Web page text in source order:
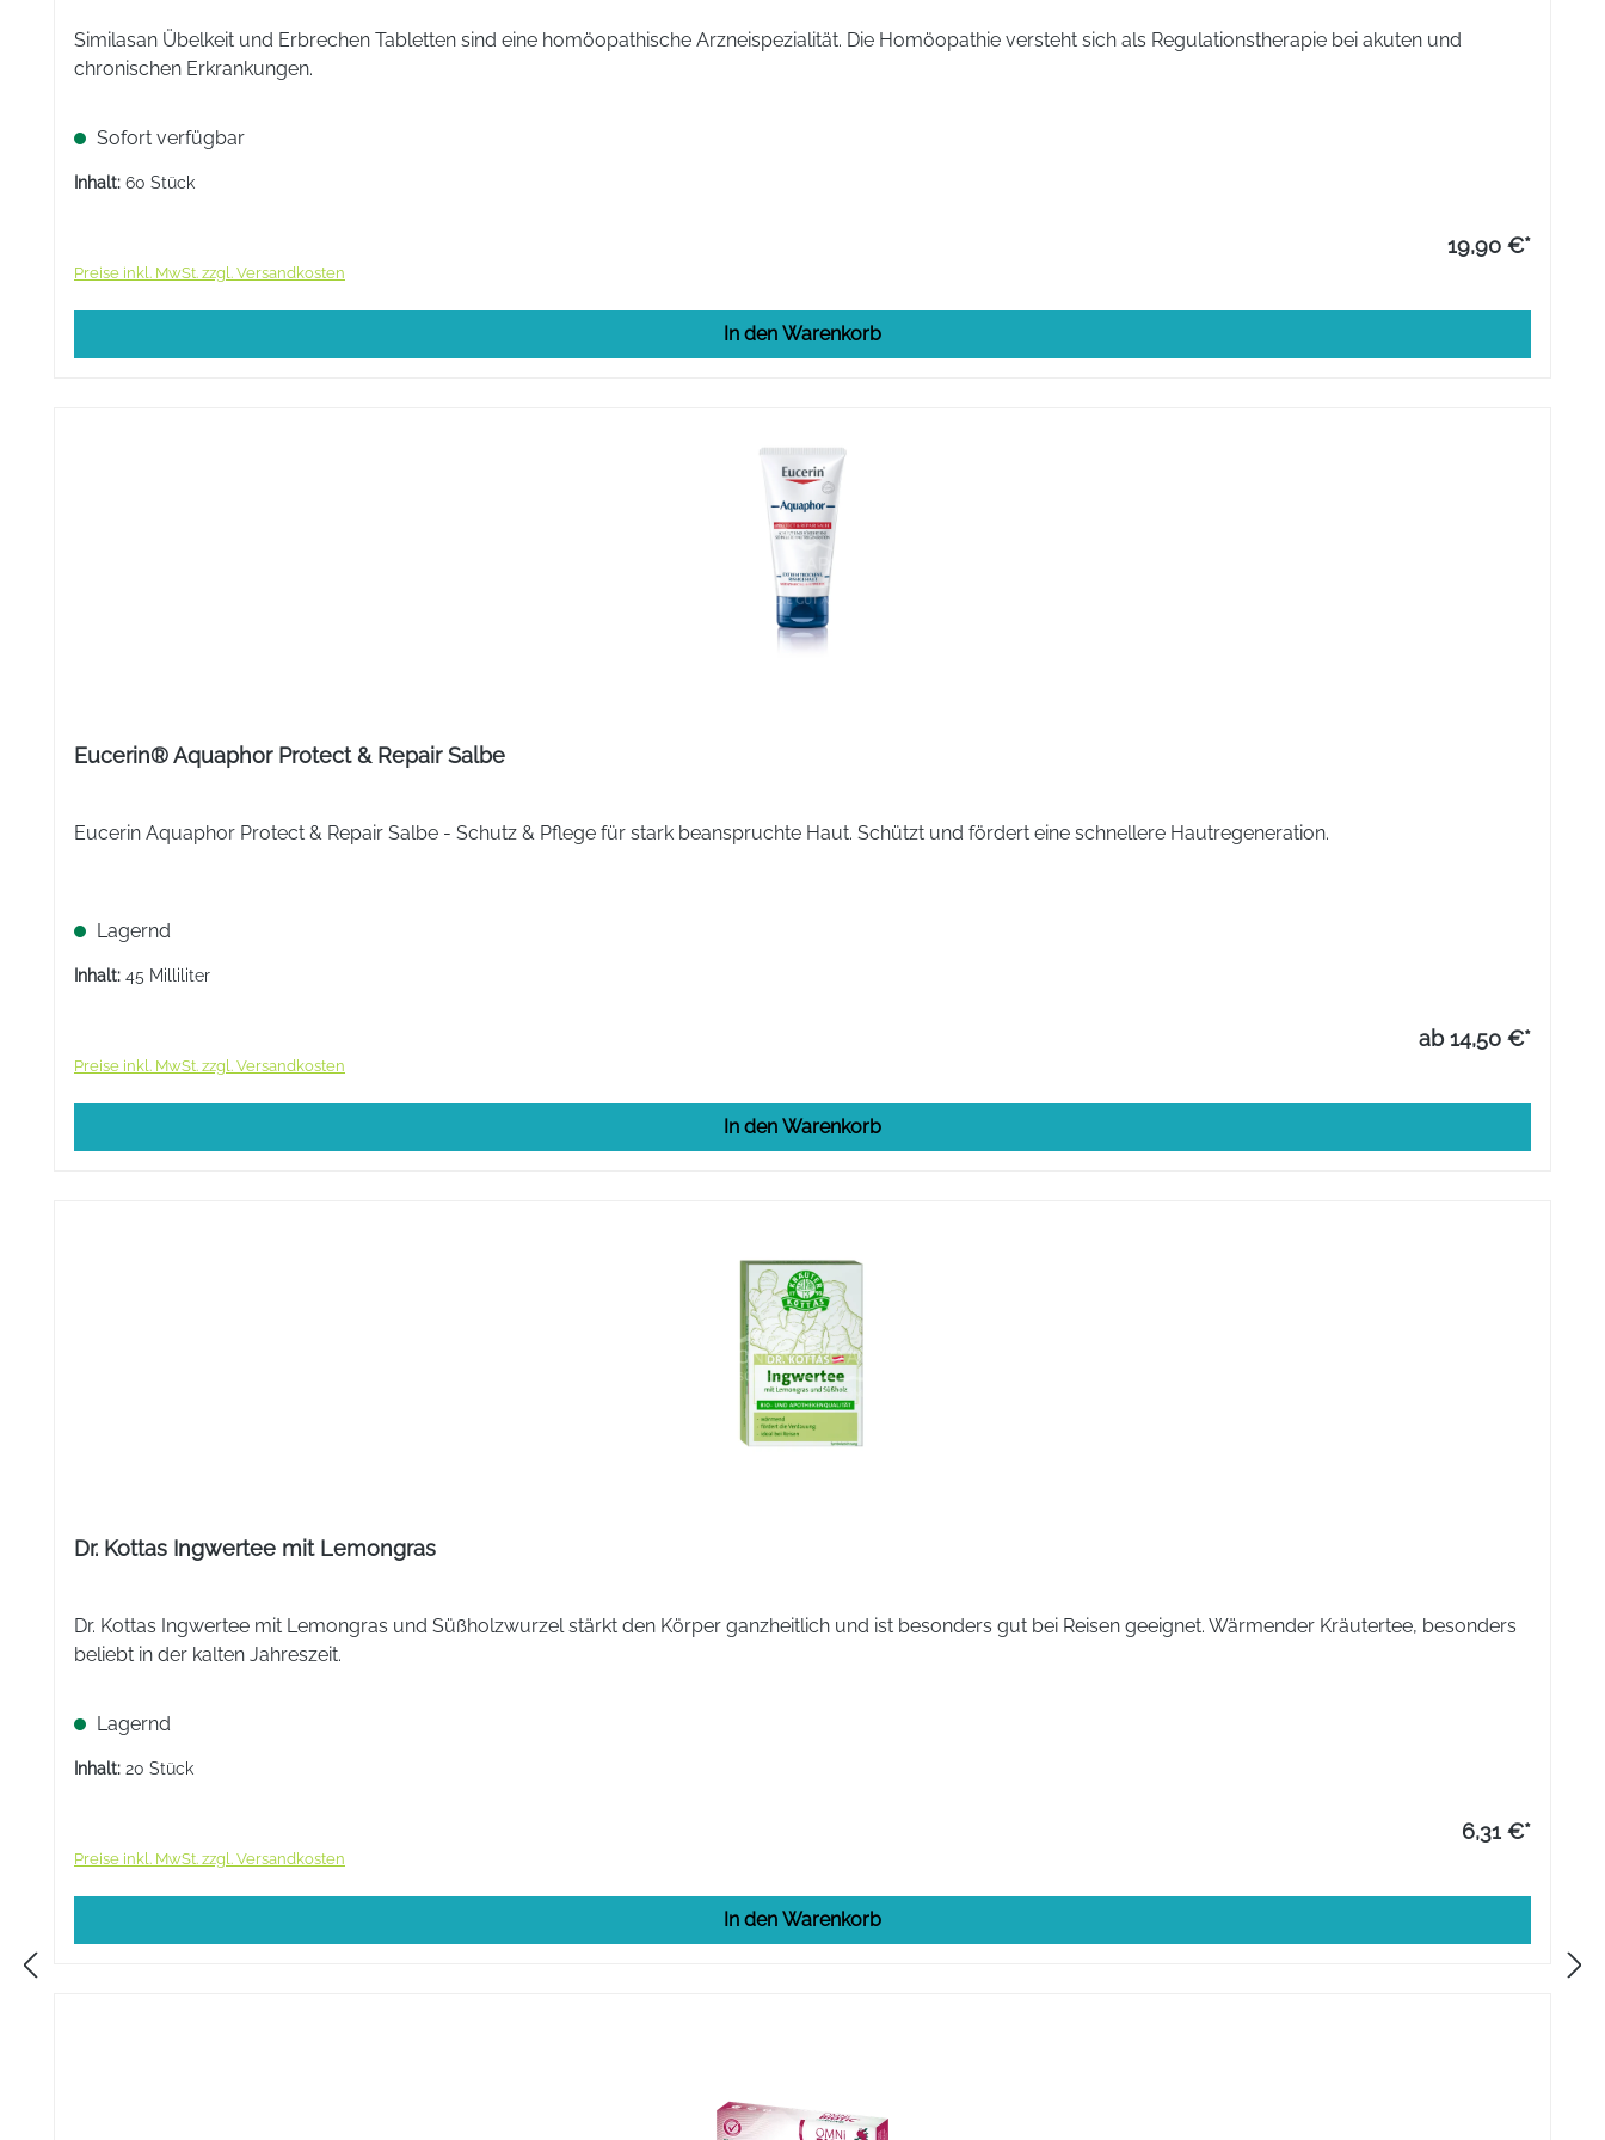
1 Tablette enthält: Die Wirkstoffe sind: 6,25 mg Acidum arsenicosum D6, 6,25 mg Psychotria ipecacuanha D6, 6,25 mg Hydrargyrum bichloratum D6, 6,25 mg Podophyllum
peltatum D6.
Die sonstigen Bestandteile sind: Lactose-Monohydrat, Magnesiumstearat, Maisstärke.
Stück:
Arzneimittel:
Similasan Übelkeit und Erbrechen Tabletten sind eine homöopathische Arzneispezialität. Die Homöopathie versteht sich als Regulationstherapie bei akuten und
chronischen Erkrankungen.
Sofort verfügbar
Inhalt: 60 Stück
19,90 €*
Preise inkl. MwSt. zzgl. Versandkosten
In den Warenkorb
Eucerin® Aquaphor Protect & Repair Salbe
Eucerin Aquaphor Protect & Repair Salbe - Schutz & Pflege für stark beanspruchte Haut. Schützt und fördert eine schnellere Hautregeneration.
Lagernd
Inhalt: 45 Milliliter
ab 14,50 €*
Preise inkl. MwSt. zzgl. Versandkosten
In den Warenkorb
Dr. Kottas Ingwertee mit Lemongras
Dr. Kottas Ingwertee mit Lemongras und Süßholzwurzel stärkt den Körper ganzheitlich und ist besonders gut bei Reisen geeignet. Wärmender Kräutertee, besonders
beliebt in der kalten Jahreszeit.
Lagernd
Inhalt: 20 Stück
6,31 €*
Preise inkl. MwSt. zzgl. Versandkosten
In den Warenkorb